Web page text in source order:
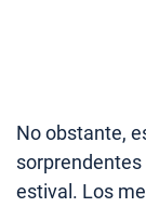
No obstante,
estival. Los